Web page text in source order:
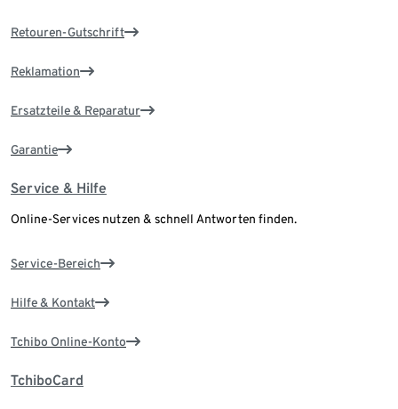
Retouren-Gutschrift
Reklamation
Ersatzteile & Reparatur
Garantie
Service & Hilfe
Online-Services nutzen & schnell Antworten finden.
Service-Bereich
Hilfe & Kontakt
Tchibo Online-Konto
TchiboCard